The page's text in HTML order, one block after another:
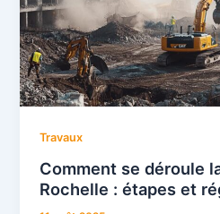
Travaux
Comment se déroule
Rochelle : étapes et